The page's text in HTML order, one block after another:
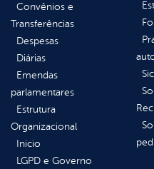
Convênios e
Transferências
Despesas
Diárias
Emendas
parlamentares
Estrutura
Organizacional
Inicio
LGPD e Governo